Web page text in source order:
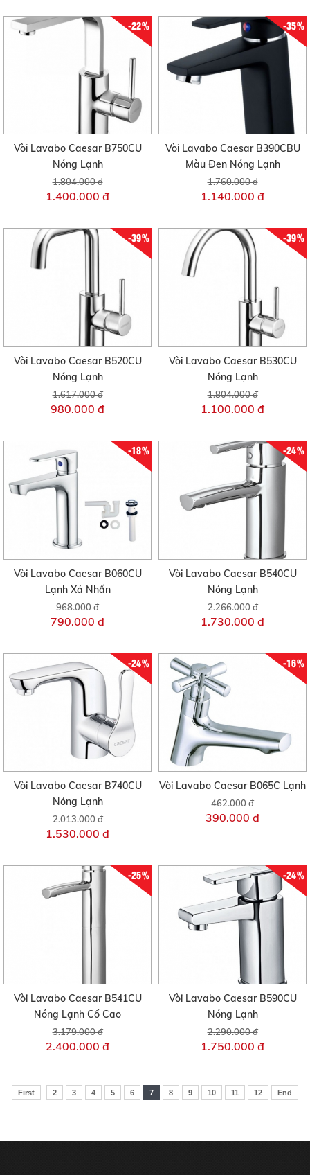
-22%
Vòi Lavabo Caesar B750CU
Nóng Lạnh
1.804.000 đ
1.400.000 đ
-35%
Vòi Lavabo Caesar B390CBU
Màu Đen Nóng Lạnh
1.760.000 đ
1.140.000 đ
-39%
Vòi Lavabo Caesar B520CU
Nóng Lạnh
1.617.000 đ
980.000 đ
-39%
Vòi Lavabo Caesar B530CU
Nóng Lạnh
1.804.000 đ
1.100.000 đ
-18%
Vòi Lavabo Caesar B060CU
Lạnh Xả Nhấn
968.000 đ
790.000 đ
-24%
Vòi Lavabo Caesar B540CU
Nóng Lạnh
2.266.000 đ
1.730.000 đ
-24%
Vòi Lavabo Caesar B740CU
Nóng Lạnh
2.013.000 đ
1.530.000 đ
-16%
Vòi Lavabo Caesar B065C Lạnh
462.000 đ
390.000 đ
-25%
Vòi Lavabo Caesar B541CU
Nóng Lạnh Cổ Cao
3.179.000 đ
2.400.000 đ
-24%
Vòi Lavabo Caesar B590CU
Nóng Lạnh
2.290.000 đ
1.750.000 đ
First 2 3 4 5 6 7 8 9 10 11 12 End